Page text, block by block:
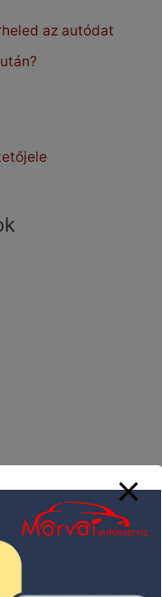
az autódat